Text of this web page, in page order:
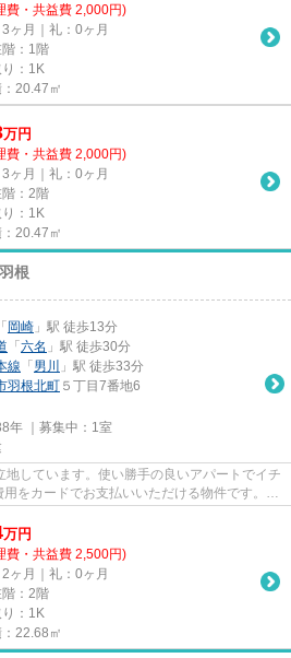
費・共益費 2,000円)
ヶ月｜礼：0ヶ月
階：1階
り：1K
20.47㎡
万円
費・共益費 2,000円)
ヶ月｜礼：0ヶ月
階：2階
り：1K
20.47㎡
根
「 岡崎 」駅 徒歩13分
「 六名 」駅 徒歩30分
線 「 男川
」駅 徒歩33分
羽根北町 ５丁目7番地6
年 ｜募集中： 1室
しています。使い勝手の良いアパートでイチ
をカードでお支払いいただける物件です。
万円
費・共益費 2,500円)
ヶ月｜礼：0ヶ月
階：2階
り：1K
22.68㎡